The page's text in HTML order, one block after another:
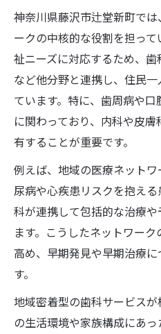
神奈川県藤沢市辻堂新町で
ークの中核的な役割を担っ
祉ニーズに対応するため、
など他分野と連携し、住民
ています。特に、歯周病や
に関わっており、内科や皮
有することが重要です。
例えば、地域の医療ネット
尿病や心疾患リスクを抱え
科が連携して包括的な治療
ます。こうしたネットワー
高め、早期発見や早期治療
す。
地域密着型の歯科サービス
の生活環境や家族構成にあ